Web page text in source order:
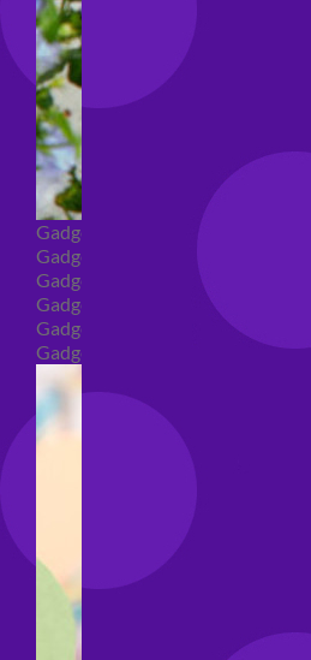
Gadget
Gadget addio al nubilato
Gadget Laurea
Gadget addio al celibato
Gadget per compleanno
Gadget generici